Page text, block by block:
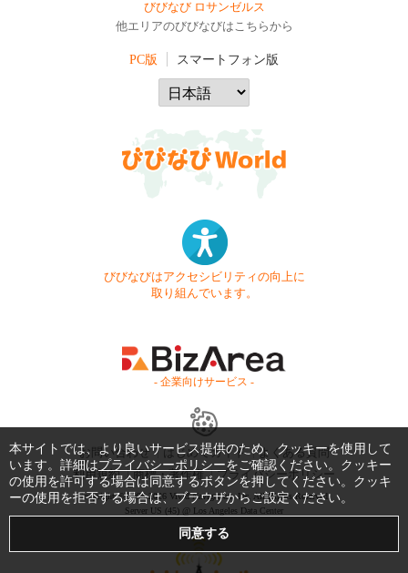
びびなび ロサンゼルス
他エリアのびびなびはこちらから
PC版 スマートフォン版
びびなびはアクセシビリティの向上に
取り組んでいます。
- 企業向けサービス -
お問い合わせ はじめてガイド
よくある質問
利用規約
商標・著作権 プライバシーポリシー
Copyright © 1999-2026 Vivid Navigation, Inc. All Rights Reserved.
Server US (45) @ Los Angeles Data Center
本サイトでは、より良いサービス提供のため、クッキーを使用して
います。詳細はプライバシーポリシーをご確認ください。クッキー
の使用を許可する場合は同意するボタンを押してください。クッキ
ーの使用を拒否する場合は、ブラウザからご設定ください。